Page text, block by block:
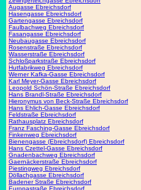
Augasse Ebreichsdorf
Hasengasse Ebreichsdorf
Gartengasse Ebreichsdorf
Faulbachweg Ebreichsdorf
Fasangasse Ebreichsdorf
Neubaugasse Ebreichsdorf
Rosenstraße Ebreichsdorf
Wasserstraße Ebreichsdorf
Schloßparkstraße Ebreichsdorf
Hutfabrikweg Ebreichsdorf
Werner Kafka-Gasse Ebreichsdorf
Karl Meyer-Gasse Ebreichsdorf
Leopold Schön-Straße Ebreichsdorf
Hans Brandl-Straße Ebreichsdorf
Hieronymus von Beck-Straße Ebreichsdorf
Hans Ehlich-Gasse Ebreichsdorf
Feldstraße Ebreichsdorf
Rathausplatz Ebreichsdorf
Franz Fasching-Gasse Ebreichsdorf
Finkenweg Ebreichsdorf
Bienengasse (Ebreichsdorf) Ebreichsdorf
Hans Czettel-Gasse Ebreichsdorf
Gnadenbachweg Ebreichsdorf
Gaernäckerstraße Ebreichsdorf
Piestingweg Ebreichsdorf
Döllachgasse Ebreichsdorf
Badener Straße Ebreichsdorf
Europastraße Ebreichsdorf